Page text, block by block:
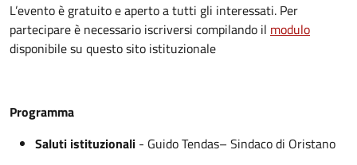
L’evento è gratuito e aperto a tutti gli interessati. Per
partecipare è necessario iscriversi compilando il modulo
disponibile su questo sito istituzionale
Programma
Saluti istituzionali - Guido Tendas– Sindaco di Oristano